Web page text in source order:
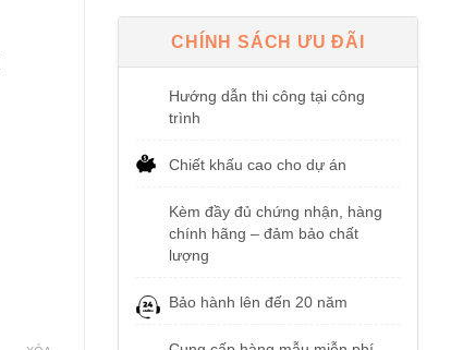
CHÍNH SÁCH ƯU ĐÃI
Hướng dẫn thi công tại công
trình
Chiết khấu cao cho dự án
Kèm đầy đủ chứng nhận, hàng
chính hãng – đảm bảo chất
lượng
Bảo hành lên đến 20 năm